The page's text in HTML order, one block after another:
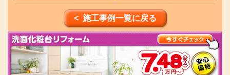
< 施工事例一覧に戻る